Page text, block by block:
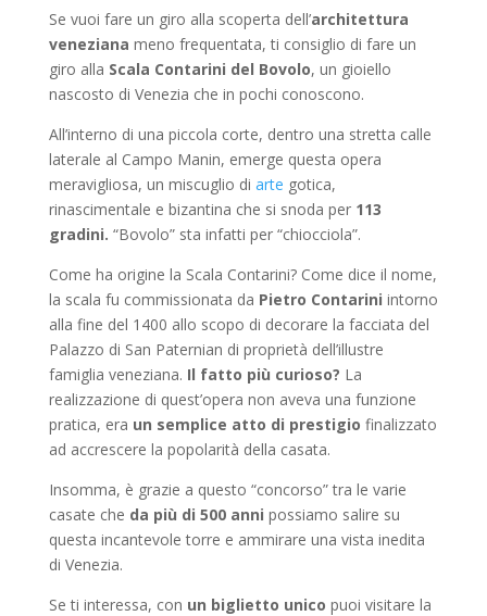
Se vuoi fare un giro alla scoperta dell’architettura
veneziana meno frequentata, ti consiglio di fare un
giro alla Scala Contarini del Bovolo, un gioiello
nascosto di Venezia che in pochi conoscono.
All’interno di una piccola corte, dentro una stretta calle
laterale al Campo Manin, emerge questa opera
meravigliosa, un miscuglio di arte gotica,
rinascimentale e bizantina che si snoda per 113
gradini. “Bovolo” sta infatti per “chiocciola”.
Come ha origine la Scala Contarini? Come dice il nome,
la scala fu commissionata da Pietro Contarini intorno
alla fine del 1400 allo scopo di decorare la facciata del
Palazzo di San Paternian di proprietà dell’illustre
famiglia veneziana. Il fatto più curioso? La
realizzazione di quest’opera non aveva una funzione
pratica, era un semplice atto di prestigio finalizzato
ad accrescere la popolarità della casata.
Insomma, è grazie a questo “concorso” tra le varie
casate che da più di 500 anni possiamo salire su
questa incantevole torre e ammirare una vista inedita
di Venezia.
Se ti interessa, con un biglietto unico puoi visitare la